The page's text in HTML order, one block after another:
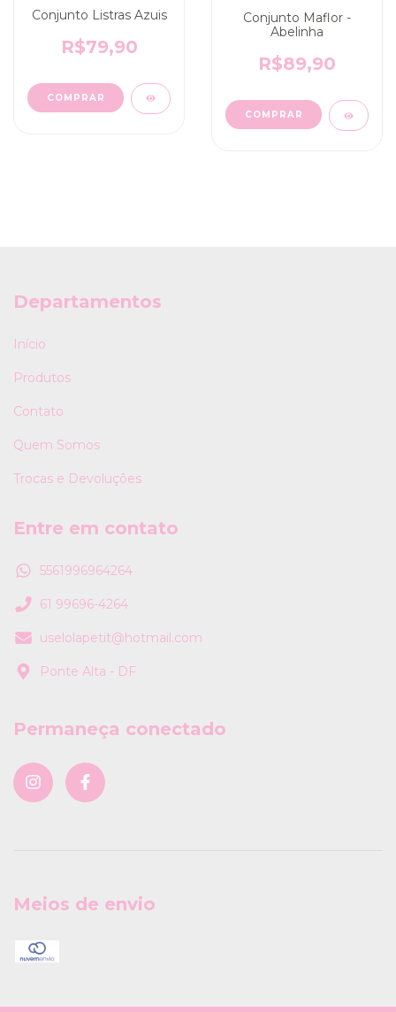
Conjunto Listras Azuis
R$79,90
COMPRAR
Conjunto Maflor -
Abelinha
R$89,90
COMPRAR
Departamentos
Início
Produtos
Contato
Quem Somos
Trocas e Devoluções
Entre em contato
5561996964264
61 99696-4264
uselolapetit@hotmail.com
Ponte Alta - DF
Permaneça conectado
Meios de envio